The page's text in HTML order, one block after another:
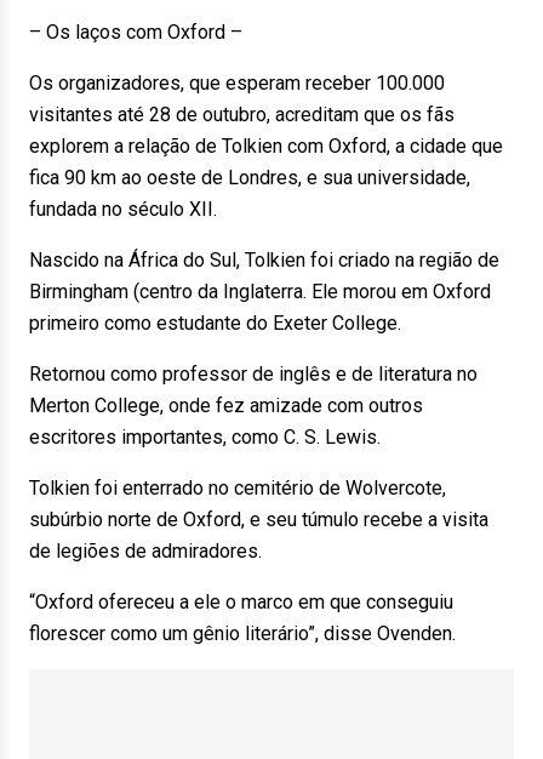
– Os laços com Oxford –
Os organizadores, que esperam receber 100.000
visitantes até 28 de outubro, acreditam que os fãs
explorem a relação de Tolkien com Oxford, a cidade que
fica 90 km ao oeste de Londres, e sua universidade,
fundada no século XII.
Nascido na África do Sul, Tolkien foi criado na região de
Birmingham (centro da Inglaterra. Ele morou em Oxford
primeiro como estudante do Exeter College.
Retornou como professor de inglês e de literatura no
Merton College, onde fez amizade com outros
escritores importantes, como C. S. Lewis.
Tolkien foi enterrado no cemitério de Wolvercote,
subúrbio norte de Oxford, e seu túmulo recebe a visita
de legiões de admiradores.
“Oxford ofereceu a ele o marco em que conseguiu
florescer como um gênio literário”, disse Ovenden.